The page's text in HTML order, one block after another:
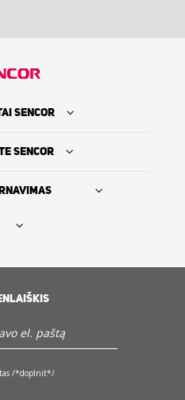
SENCOR
SENCOR
/*doplnit*/